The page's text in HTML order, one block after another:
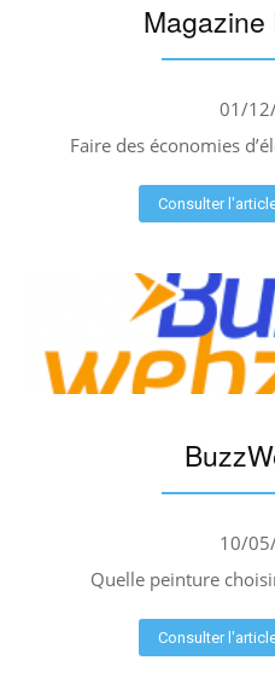
Magazine
01/
Faire des économies
Consulter
10/
Quelle peinture
Consulter